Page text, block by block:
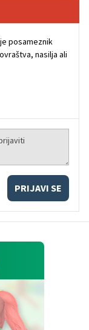
posameznik
nasilja ali
PRIJAVI SE